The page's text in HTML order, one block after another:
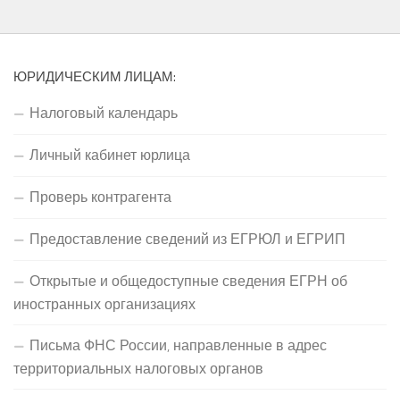
ЮРИДИЧЕСКИМ ЛИЦАМ:
Налоговый календарь
Личный кабинет юрлица
Проверь контрагента
Предоставление сведений из ЕГРЮЛ и ЕГРИП
Открытые и общедоступные сведения ЕГРН об
иностранных организациях
Письма ФНС России, направленные в адрес
территориальных налоговых органов